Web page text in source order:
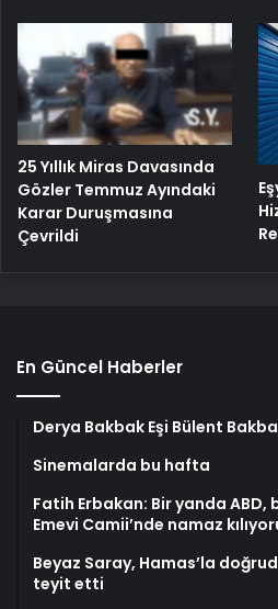
25 Yıllık Miras Davasında
Gözler Temmuz Ayındaki
Karar Duruşmasına
Çevrildi
En Güncel Haberler
Derya Bakbak Eşi Bülent
Sinemalarda bu hafta
Fatih Erbakan: Bir yanda ABD,
Emevi Camii’nde namaz
Beyaz Saray, Hamas’la
teyit etti